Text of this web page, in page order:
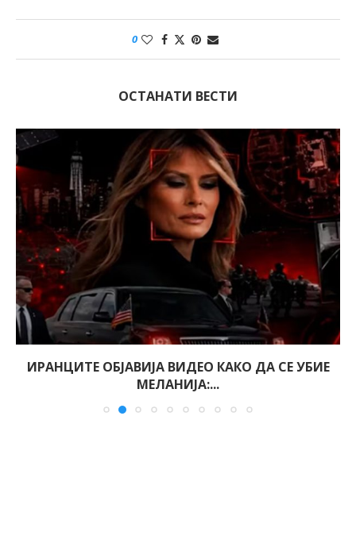
0
ОСТАНАТИ ВЕСТИ
ИРАНЦИТЕ ОБЈАВИЈА ВИДЕО КАКО ДА СЕ УБИЕ
МЕЛАНИЈА:...